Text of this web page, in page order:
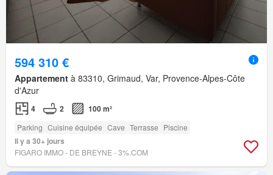
594 310 €
Appartement à 83310, Grimaud, Var, Provence-Alpes-Côte
d'Azur
4 2 100 m²
Parking Cuisine équipée Cave Terrasse Piscine
Il y a 30+ jours
FIGARO IMMO - DE BREYNE - 3%.COM